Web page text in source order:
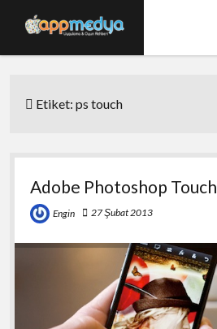
Hakkımızda
twitterfacebook
Etiket:ps touch
Adobe Photoshop Touch
Engin 27 Şubat 2013